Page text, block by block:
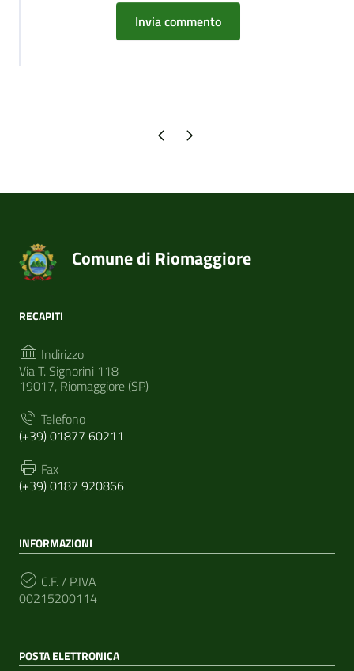
Pagina precedente
Pagina successiva
Comune di Riomaggiore
RECAPITI
Indirizzo
Via T. Signorini 118
19017, Riomaggiore (SP)
Telefono
(+39) 01877 60211
Fax
(+39) 0187 920866
INFORMAZIONI
C.F. / P.IVA
00215200114
POSTA ELETTRONICA